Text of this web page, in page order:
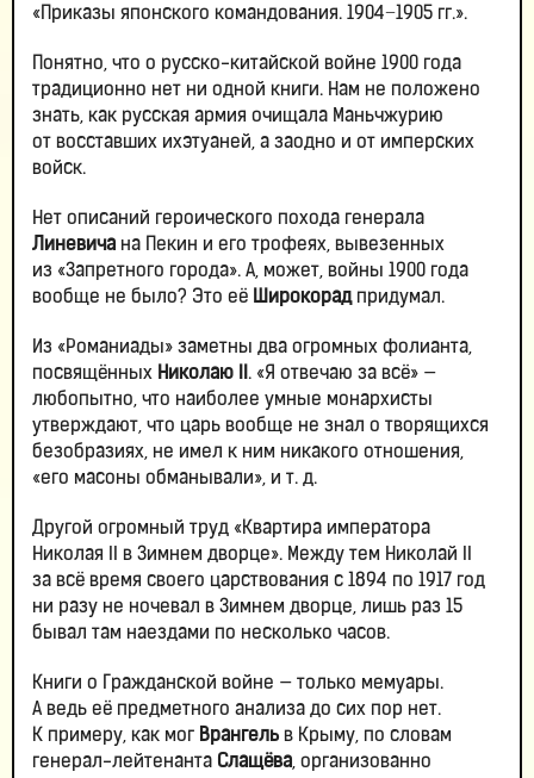
«Приказы японского командования. 1904−1905 гг.».
Понятно, что о русско-китайской войне 1900 года
традиционно нет ни одной книги. Нам не положено
знать, как русская армия очищала Маньчжурию
от восставших ихэтуаней, а заодно и от имперских
войск.
Нет описаний героического похода генерала
Линевича на Пекин и его трофеях, вывезенных
из «Запретного города». А, может, войны 1900 года
вообще не было? Это её Широкорадпридумал.
Из «Романиады» заметны два огромных фолианта,
посвящённых Николаю II. «Я отвечаю за всё» —
любопытно, что наиболее умные монархисты
утверждают, что царь вообще не знал о творящихся
безобразиях, не имел к ним никакого отношения,
«его масоны обманывали», и т. д.
Другой огромный труд «Квартира императора
Николая II в Зимнем дворце». Между тем Николай II
за всё время своего царствования с 1894 по 1917 год
ни разу не ночевал в Зимнем дворце, лишь раз 15
бывал там наездами по несколько часов.
Книги о Гражданской войне — только мемуары.
А ведь её предметного анализа до сих пор нет.
К примеру, как мог Врангель в Крыму, по словам
генерал-лейтенанта Слащёва, организованно